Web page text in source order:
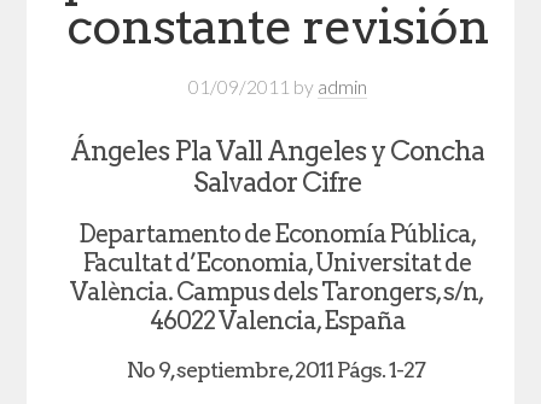
constante revisión
01/09/2011 by admin
Ángeles Pla Vall Angeles y Concha
Salvador Cifre
Departamento de Economía Pública,
Facultat d’Economia, Universitat de
València. Campus dels Tarongers, s/n,
46022 Valencia, España
No 9, septiembre, 2011 Págs. 1-27